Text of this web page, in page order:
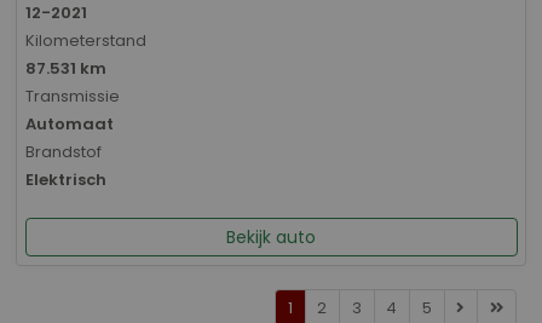
12-2021
Kilometerstand
87.531 km
Transmissie
Automaat
Brandstof
Elektrisch
Bekijk auto
1 2 3 4 5